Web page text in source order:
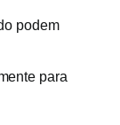
podem
para